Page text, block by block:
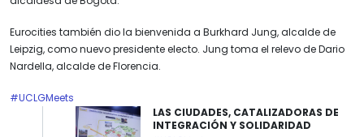
Eurocities también dio la bienvenida a Burkhard Jung, alcalde de
Leipzig, como nuevo presidente electo. Jung toma el relevo de Dario
Nardella, alcalde de Florencia.
#UCLGMeets
LAS CIUDADES, CATALIZADORAS DE
INTEGRACIÓN Y SOLIDARIDAD